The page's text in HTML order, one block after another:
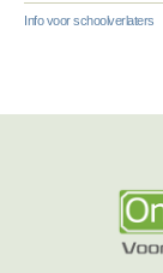
Info voor schoolverlaters